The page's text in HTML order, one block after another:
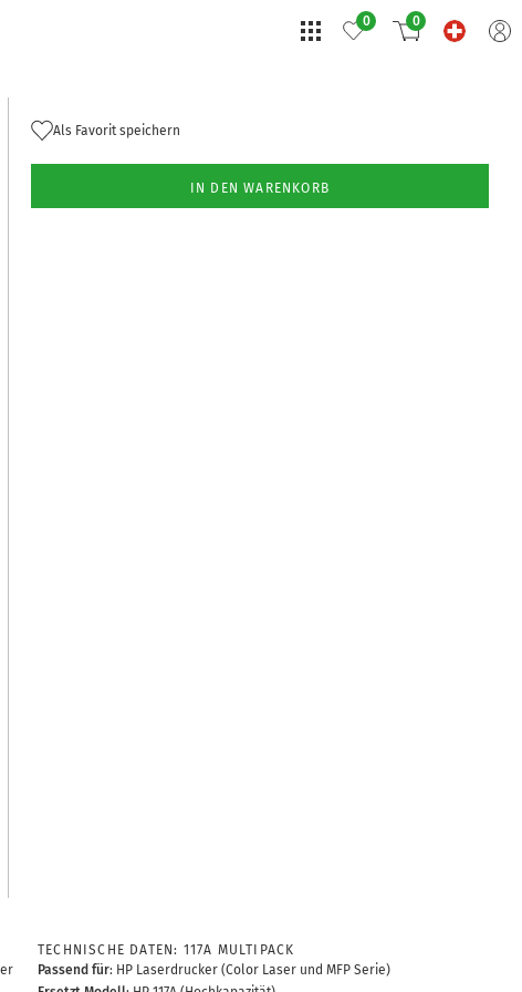
0 0
Als Favorit speichern
IN DEN WARENKORB
TECHNISCHE DATEN: 117A MULTIPACK
Passend für: HP Laserdrucker (Color Laser und MFP Serie)